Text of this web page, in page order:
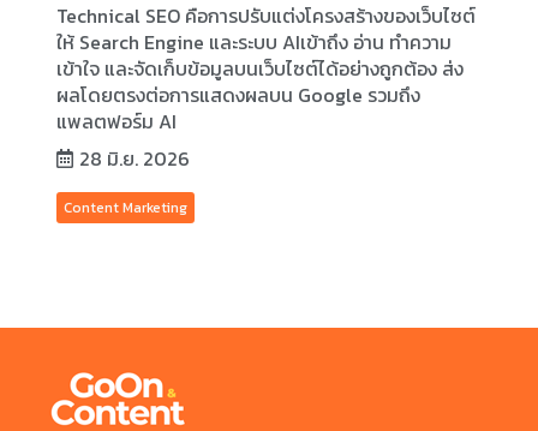
Technical SEO คือการปรับแต่งโครงสร้างของเว็บไซต์
ให้ Search Engine และระบบ AIเข้าถึง อ่าน ทำความ
เข้าใจ และจัดเก็บข้อมูลบนเว็บไซต์ได้อย่างถูกต้อง ส่ง
ผลโดยตรงต่อการแสดงผลบน Google รวมถึง
แพลตฟอร์ม AI
28 มิ.ย. 2026
Content Marketing